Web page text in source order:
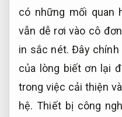
có những mối quan
vẫn dễ rơi vào cô
in sắc nét. Đây chính
của lòng biết ơn lại
trong việc cải thiện
hệ.Thiết bị công